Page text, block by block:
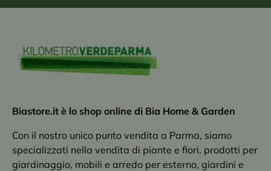
Biastore.it è lo shop online di Bia Home & Garden
Con il nostro unico punto vendita a Parma, siamo
specializzati nella vendita di piante e fiori, prodotti per
giardinaggio, mobili e arredo per esterno, giardini e